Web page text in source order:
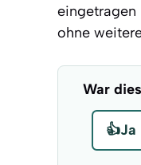
eingetragen
ohne
War
👍Ja